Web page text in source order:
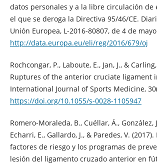
datos personales y a la libre circulación de
el que se deroga la Directiva 95/46/CE.
Unión Europea, L-2016-80807, de 4 de
http://data.europa.eu/eli/reg/2016/679/oj
Rochcongar, P., Laboute, E., Jan, J., &
Ruptures of the anterior cruciate ligament
International Journal of Sports Medicine,
https://doi.org/10.1055/s-0028-1105947
Romero-Moraleda, B., Cuéllar, Á., González,
Echarri, E., Gallardo, J., & Paredes, V.
factores de riesgo y los programas de
lesión del ligamento cruzado anterior en